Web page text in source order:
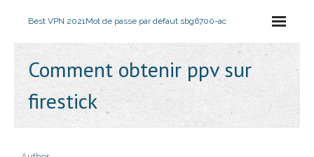
Best VPN 2021Mot de passe par défaut sbg6700-ac
Comment obtenir ppv sur
firestick